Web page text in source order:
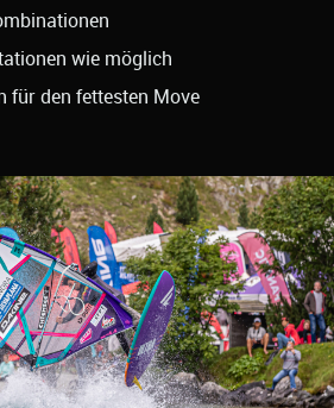
wie möglich
für den fettesten Move